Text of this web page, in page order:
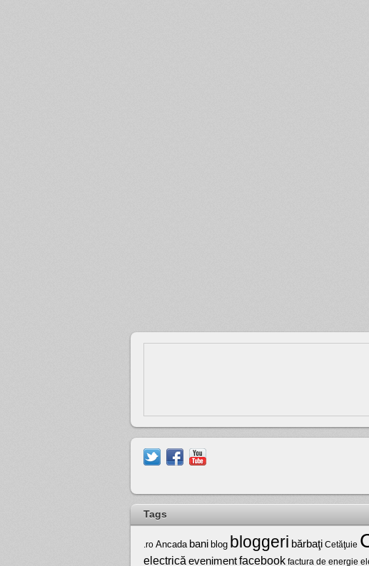
Tags
.ro Ancada bani blog bloggeri bărbaţi Cetăţuie
electrică evenimentfacebook factura de energie